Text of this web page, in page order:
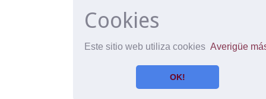
Cookies
Este sitio web utiliza cookies Averigüe
OK!